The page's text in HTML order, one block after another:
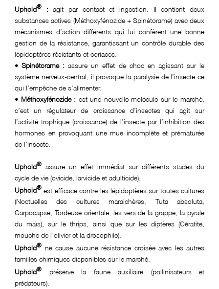
Uphold® :agit par contact et ingestion. II contient deux
substances actives (Méthoxyfénozide + Spinétorame) avec deux
mécanismes d’action différents qui lui confèrent une bonne
gestion de la résistance, garantissant un contrôle durable des
lépidoptères résistants et coriaces.
• Spinétorame : assure un effet de choc en agissant sur le
système nerveux-central, il provoque la paralysie de l’insecte ce
qui l’empêche de s’alimenter.
• Méthoxyfénozide : est une nouvelle molécule sur le marché,
c’est un régulateur de croissance d’insectes qui agit sur
l’activité trophique (croissance) de l’insecte par l’inhibition des
hormones en provoquant une mue incomplète et prématurée
de l’insecte.
Uphold® assure un effet immédiat sur différents stades du
cycle de vie (ovicide, larvicide et adulticide).
Uphold®est efficace contre les lépidoptères sur toutes cultures
(Noctuelles des cultures maraichères, Tuta absoluta,
Carpocapse, Tordeuse orientale, les vers de la grappe, la pyrale
du maïs), sur le thrips, ainsi que sur les diptères (Cératite,
mouche de l’olivier et la drosophile).
Uphold® ne cause aucune résistance croisée avec les autres
familles chimiques disponibles sur le marché.
Uphold® préserve la faune auxiliaire (pollinisateurs et
prédateurs).